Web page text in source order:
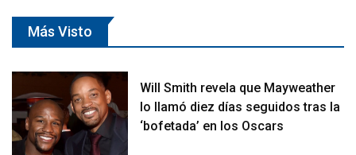
Más Visto
Will Smith revela que Mayweather
lo llamó diez días seguidos tras la
‘bofetada’ en los Oscars